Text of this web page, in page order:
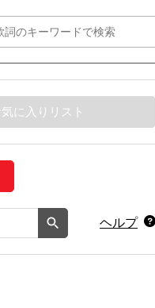
気に入りリスト
ヘルプ